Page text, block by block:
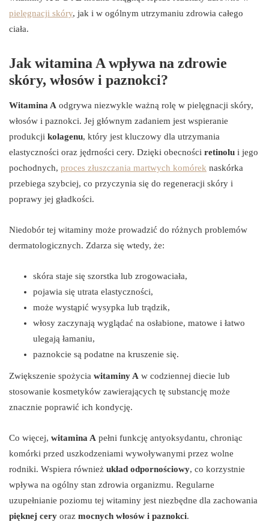
pielęgnacji skóry, jak i w ogólnym utrzymaniu zdrowia całego
ciała.
Jak witamina A wpływa na zdrowie
skóry, włosów i paznokci?
Witamina A odgrywa niezwykle ważną rolę w pielęgnacji skóry,
włosów i paznokci. Jej głównym zadaniem jest wspieranie
produkcji kolagenu, który jest kluczowy dla utrzymania
elastyczności oraz jędrności cery. Dzięki obecności retinolu i jego
pochodnych, proces złuszczania martwych komórek naskórka
przebiega szybciej, co przyczynia się do regeneracji skóry i
poprawy jej gładkości.
Niedobór tej witaminy może prowadzić do różnych problemów
dermatologicznych. Zdarza się wtedy, że:
skóra staje się szorstka lub zrogowaciała,
pojawia się utrata elastyczności,
może wystąpić wysypka lub trądzik,
włosy zaczynają wyglądać na osłabione, matowe i łatwo
ulegają łamaniu,
paznokcie są podatne na kruszenie się.
Zwiększenie spożycia witaminy A w codziennej diecie lub
stosowanie kosmetyków zawierających tę substancję może
znacznie poprawić ich kondycję.
Co więcej, witamina A pełni funkcję antyoksydantu, chroniąc
komórki przed uszkodzeniami wywoływanymi przez wolne
rodniki. Wspiera również układ odpornościowy, co korzystnie
wpływa na ogólny stan zdrowia organizmu. Regularne
uzupełnianie poziomu tej witaminy jest niezbędne dla zachowania
pięknej cery oraz mocnych włosów i paznokci.